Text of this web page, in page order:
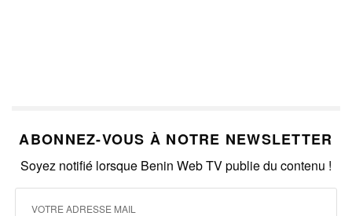
ABONNEZ-VOUS À NOTRE NEWSLETTER
Soyez notifié lorsque Benin Web TV publie du contenu !